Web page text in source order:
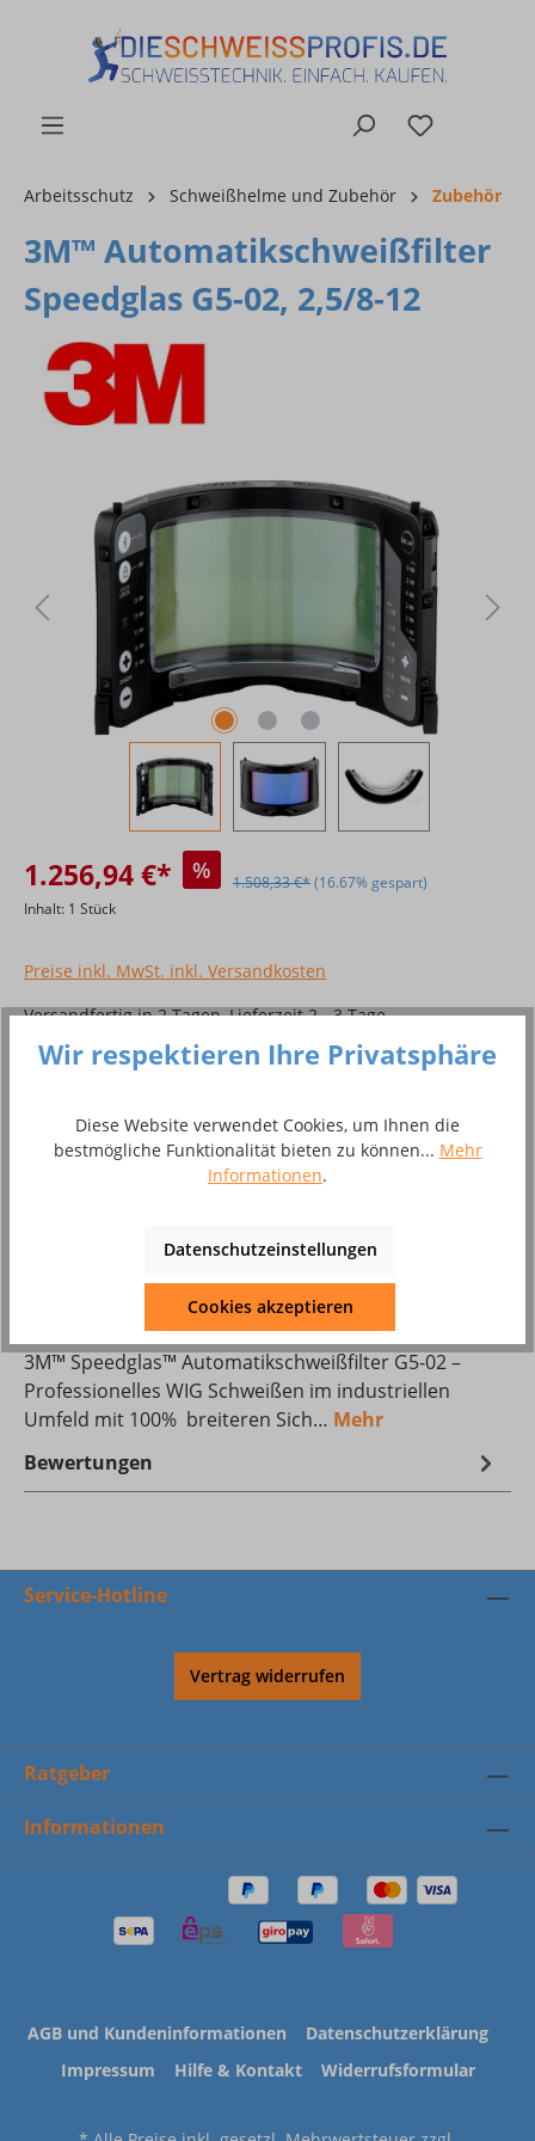
Arbeitsschutz Schweißhelme und Zubehör Zubehör
3M™ Automatikschweißfilter
Speedglas G5-02, 2,5/8-12
Bildergalerie überspringen
1.256,94 €* % 1.508,33 €*(16.67% gespart)
Inhalt: 1 Stück
Preise inkl. MwSt. inkl. Versandkosten
Versandfertig in 2 Tagen, Lieferzeit 2 - 3 Tage
Produkt Anzahl: Gib den gewünschten
Stück
3M™ Speedglas™ Automatikschweißfilter G5-02 –
Professionelles WIG Schweißen im industriellen
Umfeld mit 100% breiteren Sich… Mehr
Bewertungen
Service-Hotline
Vertrag widerrufen
Ratgeber
Informationen
AGB und Kundeninformationen
Datenschutzerklärung
Impressum
Hilfe & Kontakt Widerrufsformular
Wir respektieren Ihre Privatsphäre
Diese Website verwendet Cookies, um Ihnen die
bestmögliche Funktionalität bieten zu können... Mehr
Informationen.
Datenschutzeinstellungen
Cookies akzeptieren